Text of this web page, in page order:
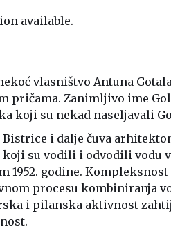
available.
vlasništvo Antuna
pričama. Zanimljivo ime
koji su nekad naseljavali
i dalje čuva
su vodili i odvodili vodu
1952. godine.
procesu kombiniranja
i pilanska aktivnost